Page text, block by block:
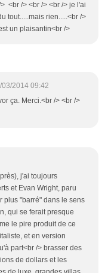
<br /> <br /> <br /> je l'ai
tout.....mais rien.....<br />
un plaisantin<br />
03/2014 09:42
ça. Merci.<br /> <br />
j'ai toujours
et Evan Wright, paru
plus "barré" dans le sens
qui se ferait presque
le pire produit de ce
et en version
part<br /> brasser des
de dollars et les